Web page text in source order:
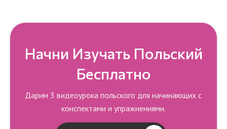
Начни Изучать Польский
Бесплатно
Дарим 3 видеоурока польского для начинающих с
конспектами и упражнениями.